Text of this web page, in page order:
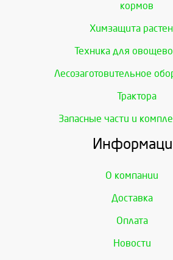
кормов
Химзащита
Техника для
Лесозаготовительное
Трактора
Запасные части и
О компании
Доставка
Оплата
Новости